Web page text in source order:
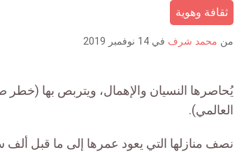
ثقافة وهوية
من محمد شرف في 14 نوفمبر 2019
يُحاصرها النسيان والإهمال، ويتربص بها (خطر
العالمي).
نصف منازلها التي يعود عمرها إلى ما قبل ألف